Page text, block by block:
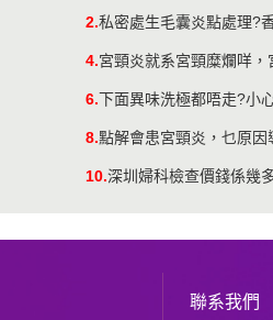
2.私密處生毛囊炎點處理?
4.宮頸炎就系宮頸糜爛咩
6.下面異味洗極都唔走?小
8.點解會患宮頸炎，乜原因
10.深圳婦科檢查價錢係幾
聯系我們